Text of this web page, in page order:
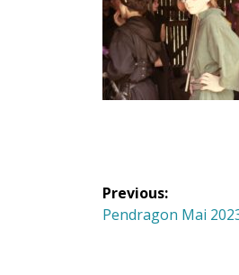
Navigation
de
Previous:
Previous
Pendragon Mai